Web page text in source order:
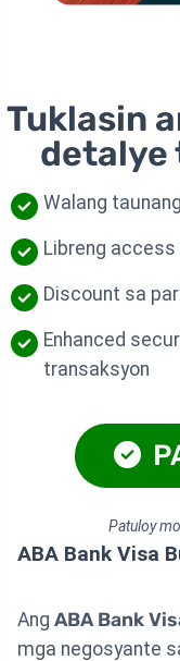
Tuklasin
detalye
Walang
Libreng
Discount sa
Enhanced
transaksyon
Patuloy
ABA Bank Visa
Ang ABA Bank
mga negosyante